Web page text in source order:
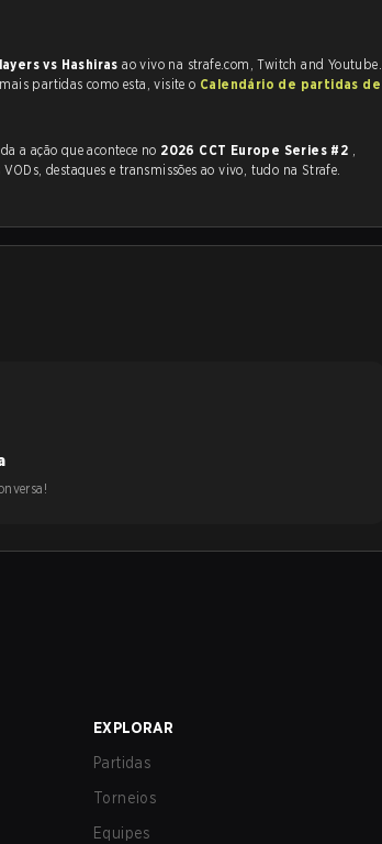
vs Hashirasao vivo na strafe.com, Twitch and Youtube.
partidas como esta, visite o Calendário de partidas de
a ação que acontece no 2026 CCT Europe Series #2 ,
as VODs, destaques e transmissões ao vivo, tudo na Strafe.
EXPLORAR
Partidas
Torneios
Equipes